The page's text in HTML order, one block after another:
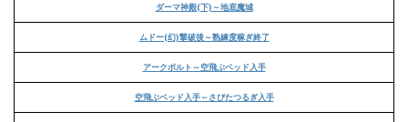
ダーマ神殿(下)～地底魔城
ムドー(幻)撃破後～熟練度稼ぎ終了
アークボルト～空飛ぶベッド入手
空飛ぶベッド入手～さびたつるぎ入手